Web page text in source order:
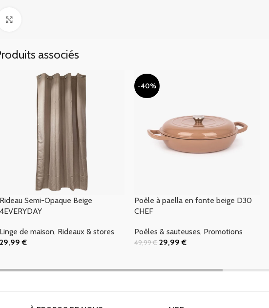
associés
Rideau Semi-Opaque Beige
4EVERYDAY
Linge de maison, Rideaux & stores
29,99€
-40%
Poêle à paella en fonte beige D30
CHEF
Poêles & sauteuses, Promotions
49,99€ 29,99€